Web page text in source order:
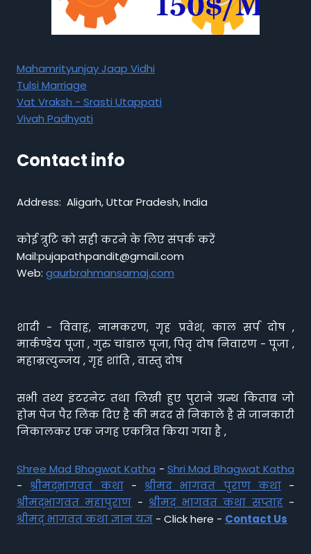
Mahamrityunjay Jaap Vidhi
Tulsi Marriage
Vat Vraksh - Srasti Utappati
Vivah Padhyati
Contact info
Address: Aligarh, Uttar Pradesh, India
कोई त्रुटि को सही करने के लिए संपर्क करें
Mail:pujapathpandit@gmail.com
Web: gaurbrahmansamaj.com
शादी - विवाह, नामकरण, गृह प्रवेश, काल सर्प दोष ,
मार्कण्डेय पूजा , गुरु चांडाल पूजा, पितृ दोष निवारण - पूजा ,
महाम्रत्युन्जय , गृह शांति , वास्तु दोष
सभी तथ्य इंटरनेट तथा लिखी हुए पुराने ग्रन्थ किताब जो
होम पेज पैर लिंक दिए है की मदद से निकाले है से जानकारी
निकालकर एक जगह एकत्रित किया गया है ,
Shree Mad Bhagwat Katha - Shri Mad Bhagwat Katha
- श्रीमद्भागवत कथा- श्रीमद भागवत पुराण कथा-
श्रीमद्भागवत महापुराण - श्रीमद् भागवत कथा सप्ताह-
श्रीमद् भागवत कथा ज्ञान यज्ञ - Click here - Contact Us